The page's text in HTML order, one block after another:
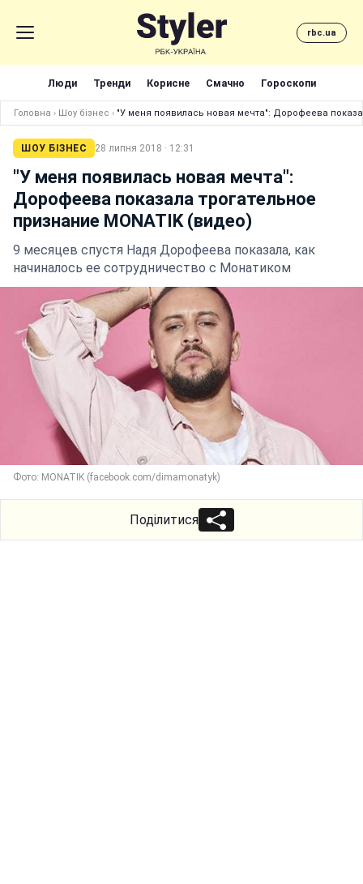
rbc.ua
Люди Тренди Корисне Смачно Гороскопи
Головна › Шоу бізнес › "У меня появилась новая мечта": Дорофеева
ШОУ БІЗНЕС 28 липня 2018 · 12:31
"У меня появилась новая мечта":
Дорофеева показала трогательное
признание MONATIK (видео)
9 месяцев спустя Надя Дорофеева показала, как
начиналось ее сотрудничество с Монатиком
Фото: MONATIK (facebook.com/dimamonatyk)
Поділитися